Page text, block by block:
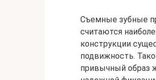
Съемные зубные
считаются
конструкции
подвижность.
привычный образ